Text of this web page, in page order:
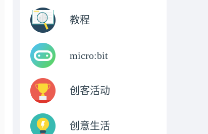
教程
micro:bit
创客活动
创意生活